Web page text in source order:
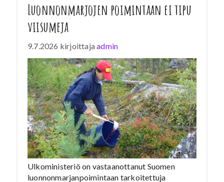
Luonnonmarjojen poimintaan ei tipu
viisumeja
9.7.2026 kirjoittajaadmin
Ulkoministeriö on vastaanottanut Suomen
luonnonmarjanpoimintaan tarkoitettuja